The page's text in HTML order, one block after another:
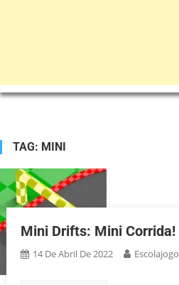
TAG: MINI
Mini Drifts: Mini Corrida!
14 De Abril De 2022 Escolajogo